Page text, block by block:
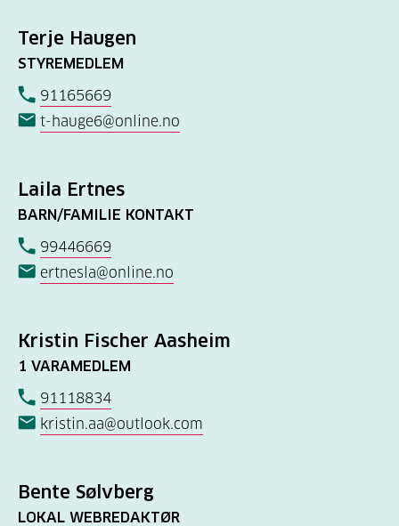
Terje Haugen
STYREMEDLEM
91165669
t-hauge6@online.no
Laila Ertnes
BARN/FAMILIE KONTAKT
99446669
ertnesla@online.no
Kristin Fischer Aasheim
1 VARAMEDLEM
91118834
kristin.aa@outlook.com
Bente Sølvberg
LOKAL WEBREDAKTØR